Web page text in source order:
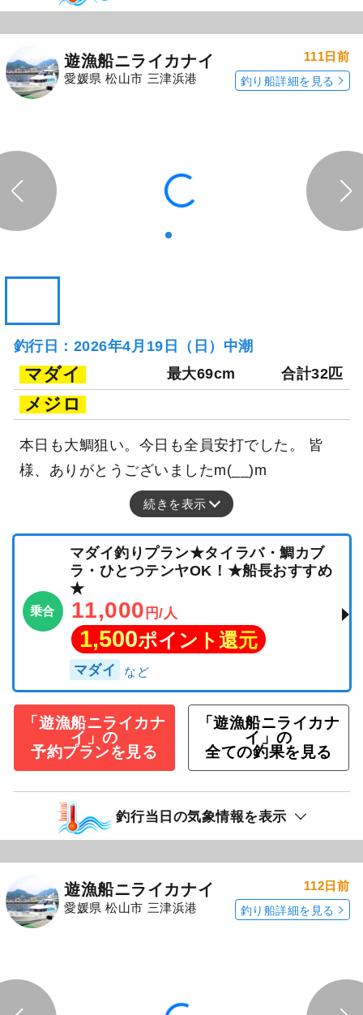
遊漁船ニライカナイ
愛媛県 松山市 三津浜港
111日前
釣り船詳細を見る
釣行日：2026年4月19日（日）中潮
マダイ 最大69cm 合計32匹
メジロ
本日も大鯛狙い。今日も全員安打でした。 皆
様、ありがとうございましたm(__)m
続きを表示
乗合
マダイ釣りプラン★タイラバ・鯛カブ
ラ・ひとつテンヤOK！★船長おすすめ
★
11,000 円/人
1,500ポイント還元
マダイ
「遊漁船ニライカナ
イ」の
予約プランを見る
「遊漁船ニライカナ
イ」の
全ての釣果を見る
釣行当日の気象情報を表示
遊漁船ニライカナイ
愛媛県 松山市 三津浜港
112日前
釣り船詳細を見る